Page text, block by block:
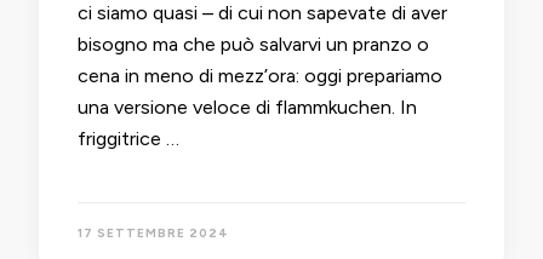
ci siamo quasi – di cui non sapevate di aver
bisogno ma che può salvarvi un pranzo o
cena in meno di mezz’ora: oggi prepariamo
una versione veloce di flammkuchen. In
friggitrice …
17 SETTEMBRE 2024